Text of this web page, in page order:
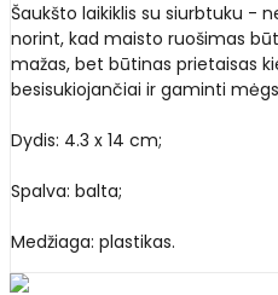
Šaukšto laikiklis su siurbtuku -
norint, kad maisto ruošimas
mažas, bet būtinas prietaisas
besisukiojančiai ir gaminti
Dydis: 4.3 x 14 cm;
Spalva: balta;
Medžiaga: plastikas.